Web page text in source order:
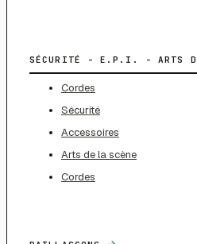
SÉCURITÉ - E.P.I. - ARTS
Cordes
Sécurité
Accessoires
Arts de la scène
Cordes